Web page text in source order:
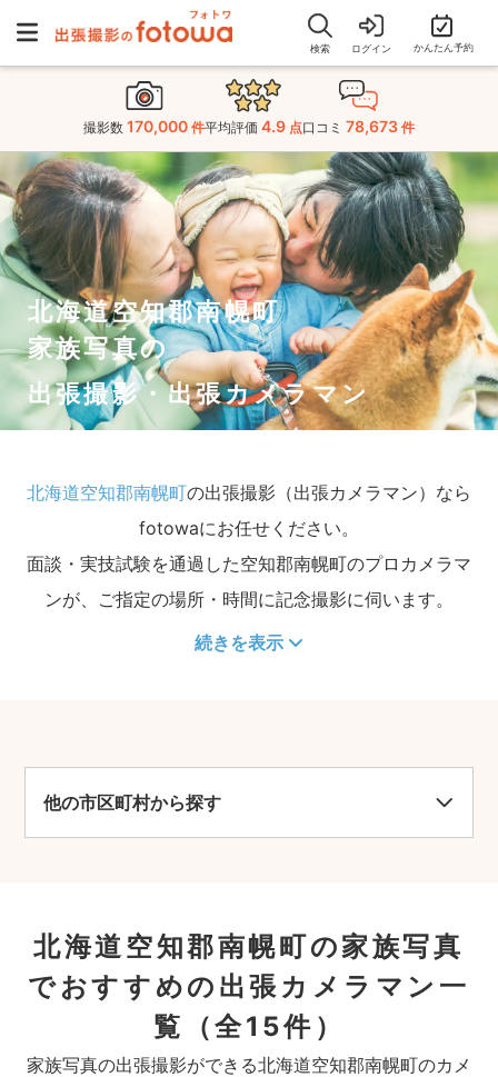
検索 ログイン かんたん予約
撮影数 170,000 件平均評価 4.9 点口コミ 78,673 件
北海道空知郡南幌町
家族写真の
出張撮影・出張カメラマン
北海道空知郡南幌町の出張撮影（出張カメラマン）なら
fotowaにお任せください。
面談・実技試験を通過した空知郡南幌町のプロカメラマ
ンが、ご指定の場所・時間に記念撮影に伺います。
続きを表示
他の市区町村から探す
北海道空知郡南幌町の家族写真
でおすすめの出張カメラマン一
覧
（全15件）
家族写真の出張撮影ができる北海道空知郡南幌町のカメ